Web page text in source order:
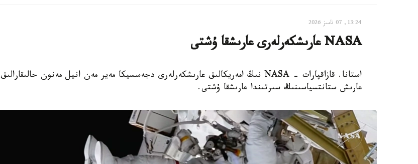
13:24, 07 تامىز 2026
NASA عارىشكەرلەرى عارىشقا ۇشتى
استانا. قازاقپارات - NASA نىڭ امەريكالىق عارىشكەرلەرى دجەسسيكا مەير مەن انيل مەنون حالىقارالىق
عارىش ستانتسياسىنىڭ سىرتىندا عارىشقا ۇشتى.